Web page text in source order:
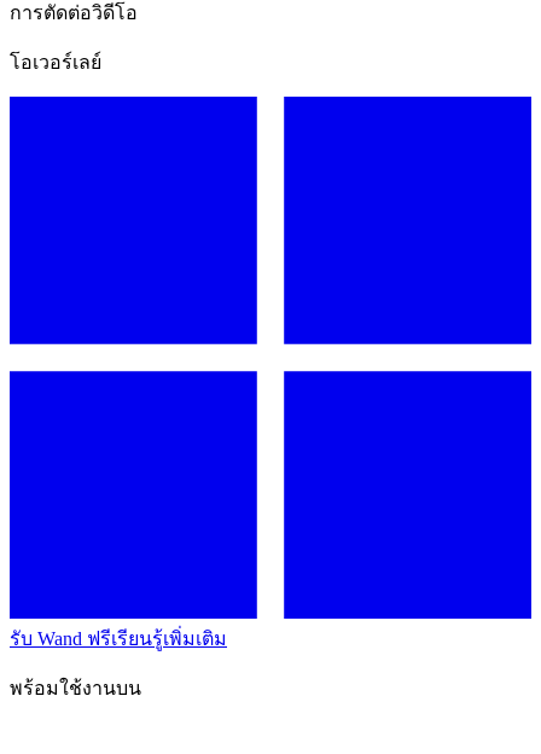
การตัดต่อวิดีโอ
โอเวอร์เลย์
รับ Wand ฟรีเรียนรู้เพิ่มเติม
พร้อมใช้งานบน